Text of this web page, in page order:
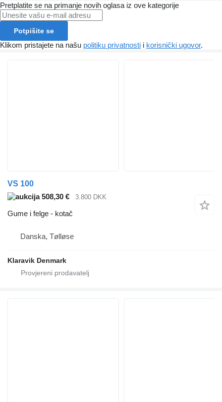
Pretplatite se na primanje novih oglasa iz ove kategorije
Potpišite se
Klikom pristajete na našu politiku privatnosti i korisnički ugovor.
VS 100
508,30 €
3.800 DKK
Gume i felge - kotač
Danska, Tølløse
Klaravik Denmark